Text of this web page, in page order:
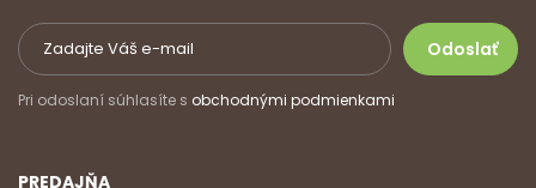
Pri odoslaní súhlasíte s obchodnými podmienkami
PREDAJŇA